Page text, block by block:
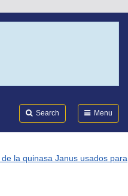
Search Menu
la quinasa Janus usados para